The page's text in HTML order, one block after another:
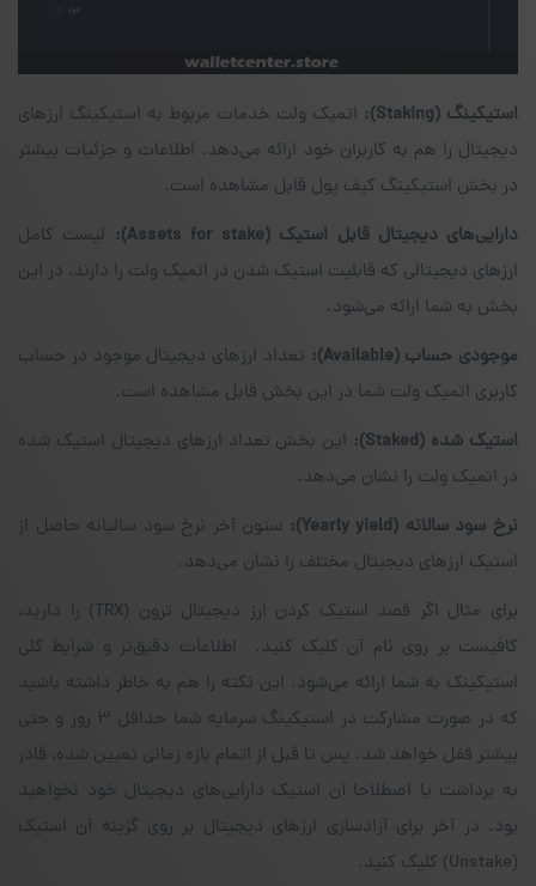
استیکینگ (Staking)
: اتمیک ولت خدمات مربوط به استیکینگ ارزهای
دیجیتال را هم به کاربران خود ارائه می‌دهد. اطلاعات و جزئیات بیشتر
در بخش استیکینگ کیف پول قابل مشاهده است.
دارایی‌های دیجیتال قابل استیک (Assets for stake)
: لیست کامل
ارزهای دیجیتالی که قابلیت استیک شدن در اتمیک ولت را دارند، در این
بخش به شما ارائه می‌شود.
موجودی حساب(Available)
: تعداد ارزهای دیجیتال موجود در حساب
کاربری اتمیک ولت شما در این بخش قابل مشاهده است.
استیک شده (Staked)
: این بخش تعداد ارزهای دیجیتال استیک شده
در اتمیک ولت را نشان می‌دهد.
نرخ سود سالانه (Yearly yield)
: ستون آخر نرخ سود سالیانه حاصل از
استیک ارزهای دیجیتال مختلف را نشان می‌دهد.
برای مثال اگر قصد استیک کردن ارز دیجیتال ترون (TRX) را دارید،
کافیست بر روی نام آن کلیک کنید. اطلاعات دقیق‌تر‌ و شرایط کلی
استیکینک به شما ارائه می‌شود. این نکته را هم به خاطر داشته باشید
که در صورت مشارکت در استیکینگ سرمایه‌ شما حداقل ۳ روز و حتی
بیشتر قفل خواهد شد. پس تا قبل از اتمام بازه‌ زمانی تعیین شده، قادر
به برداشت یا اصطلاحا آن استیک دارایی‌های دیجیتال خود نخواهید
بود. در آخر برای آزادسازی ارزهای دیجیتال بر روی گزینه‌ آن استیک
(Unstake) کلیک کنید.